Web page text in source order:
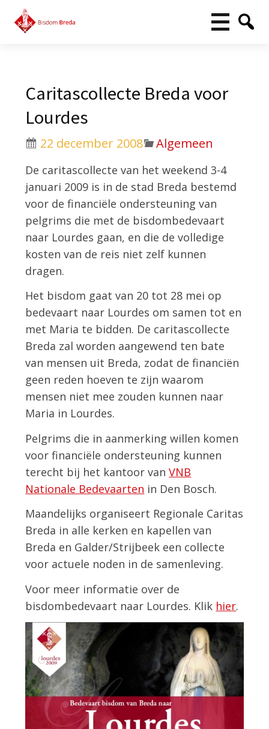
Caritascollecte Breda voor
Lourdes
22 december 2008 Algemeen
De caritascollecte van het weekend 3-4
januari 2009 is in de stad Breda bestemd
voor de financiële ondersteuning van
pelgrims die met de bisdombedevaart
naar Lourdes gaan, en die de volledige
kosten van de reis niet zelf kunnen
dragen.
Het bisdom gaat van 20 tot 28 mei op
bedevaart naar Lourdes om samen tot en
met Maria te bidden. De caritascollecte
Breda zal worden aangewend ten bate
van mensen uit Breda, zodat de financiën
geen reden hoeven te zijn waarom
mensen niet mee zouden kunnen naar
Maria in Lourdes.
Pelgrims die in aanmerking willen komen
voor financiële ondersteuning kunnen
terecht bij het kantoor vanVNB
Nationale Bedevaarten in Den Bosch.
Maandelijks organiseert Regionale Caritas
Breda in alle kerken en kapellen van
Breda en Galder/Strijbeek een collecte
voor actuele noden in de samenleving.
Voor meer informatie over de
bisdombedevaart naar Lourdes. Klik hier.